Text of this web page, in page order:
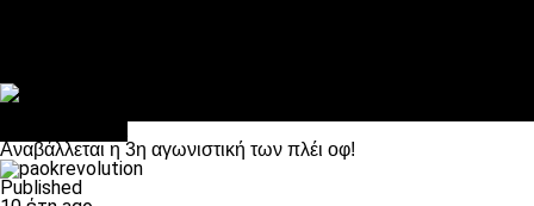
Αναβάλλεται η 3η αγωνιστική των πλέι οφ!
Published